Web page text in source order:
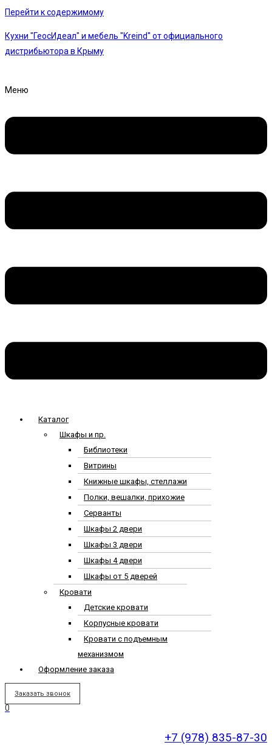
Перейти к содержимому
Кухни "ГеосИдеал" и мебель "Kreind" от официального
дистрибьютора в Крыму
Меню
Каталог
Шкафы и пр.
Библиотеки
Витрины
Книжные шкафы, стеллажи
Полки, вешалки, прихожие
Серванты
Шкафы 2 двери
Шкафы 3 двери
Шкафы 4 двери
Шкафы от 5 дверей
Кровати
Детские кровати
Корпусные кровати
Кровати с подъемным
механизмом
Оформление заказа
Заказать звонок
0
+7 (978) 835-87-30